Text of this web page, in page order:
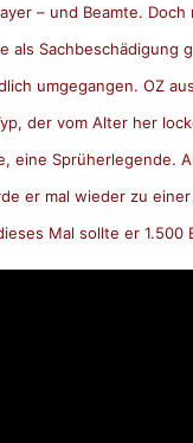
– und Beamte. Doch
als Sachbeschädigung
umgegangen. OZ
der vom Alter her
eine Sprüherlegende.
er mal wieder zu
Mal sollte er 1.500